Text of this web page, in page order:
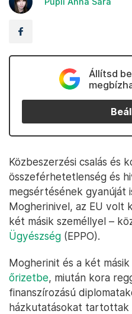
Állítsd
Közbeszerzési csalás és
összeférhetetlenség és
megsértésének gyanúját
Mogherinivel, az EU volt
két másik személlyel –
Ügyészség (EPPO).
Mogherinit és a két
őrizetbe, miután kora
finanszírozású
házkutatásokat tartottak